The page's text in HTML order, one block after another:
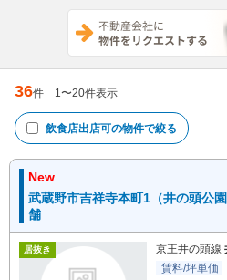
36件 1〜20件表示
飲食店出店可の物件で絞る
New
武蔵野市吉祥寺本町1（井の頭公
舗
居抜き 京王井の頭線
賃料/坪単価